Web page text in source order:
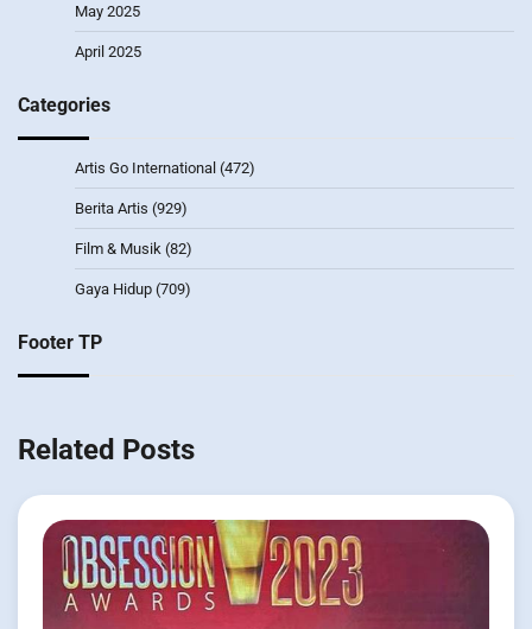
May 2025
April 2025
Categories
Artis Go International (472)
Berita Artis (929)
Film & Musik (82)
Gaya Hidup (709)
Footer TP
Related Posts